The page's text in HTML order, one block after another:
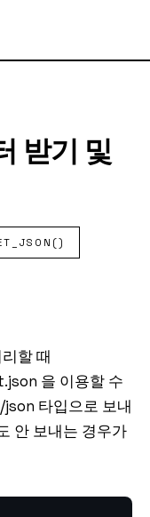
받기 및
할 때
을 이용할 수
타입으로 보내
안 보내는 경우가